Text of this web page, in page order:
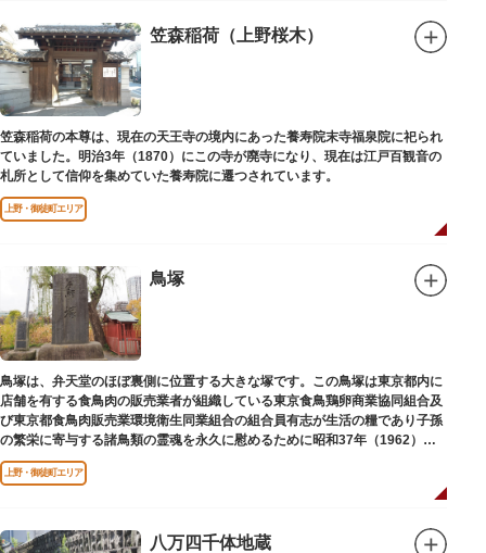
笠森稲荷（上野桜木）
笠森稲荷の本尊は、現在の天王寺の境内にあった養寿院末寺福泉院に祀られ
ていました。明治3年（1870）にこの寺が廃寺になり、現在は江戸百観音の
札所として信仰を集めていた養寿院に遷つされています。
上野・御徒町エリア
鳥塚
鳥塚は、弁天堂のほぼ裏側に位置する大きな塚です。この鳥塚は東京都内に
店舗を有する食鳥肉の販売業者が組織している東京食鳥鶏卵商業協同組合及
び東京都食鳥肉販売業環境衛生同業組合の組合員有志が生活の糧であり子孫
の繁栄に寄与する諸鳥類の霊魂を永久に慰めるために昭和37年（1962）に
建立されました。
上野・御徒町エリア
八万四千体地蔵